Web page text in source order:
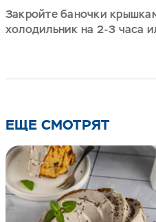
Закройте баночки
холодильник на 2-3 часа
ЕЩЕ СМОТРЯТ